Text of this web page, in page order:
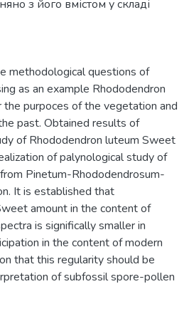
з його вмістом у складі
methodological questions of
as an example Rhododendron
purpoces of the vegetation and
past. Obtained results of
of Rhododendron luteum Sweet
of palynological study of
Pinetum-Rhododendrosum-
It is established that
amount in the content of
is significally smaller in
in the content of modern
that this regularity should be
of subfossil spore-pollen